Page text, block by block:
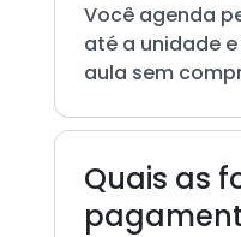
Você agenda
até a unidade
aula sem
Quais as